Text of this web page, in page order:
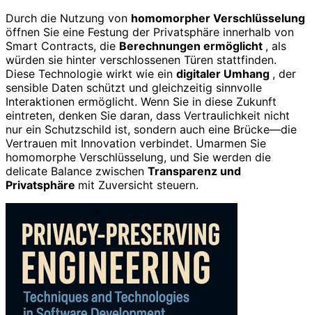
Durch die Nutzung von homomorpher Verschlüsselung
öffnen Sie eine Festung der Privatsphäre innerhalb von
Smart Contracts, die Berechnungen ermöglicht , als
würden sie hinter verschlossenen Türen stattfinden.
Diese Technologie wirkt wie ein digitaler Umhang , der
sensible Daten schützt und gleichzeitig sinnvolle
Interaktionen ermöglicht. Wenn Sie in diese Zukunft
eintreten, denken Sie daran, dass Vertraulichkeit nicht
nur ein Schutzschild ist, sondern auch eine Brücke—die
Vertrauen mit Innovation verbindet. Umarmen Sie
homomorphe Verschlüsselung, und Sie werden die
delicate Balance zwischen Transparenz und
Privatsphäre mit Zuversicht steuern.